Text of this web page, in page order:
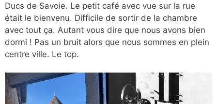
Ducs de Savoie. Le petit café avec vue sur la rue
était le bienvenu. Difficile de sortir de la chambre
avec tout ça. Autant vous dire que nous avons bien
dormi ! Pas un bruit alors que nous sommes en plein
centre ville. Le top.